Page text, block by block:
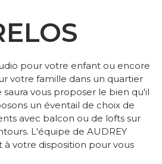
pour votre enfant ou encore
votre famille dans un quartier
vous proposer le bien qu'il
un éventail de choix de
avec balcon ou de lofts sur
L'équipe de AUDREY
à votre disposition pour vous